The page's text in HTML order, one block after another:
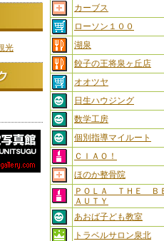
光
カーブス
ローソン１００
湖泉
餃子の王将泉ヶ丘店
オオツヤ
日生ハウジング
数学工房
個別指導マイルート
ＣＩＡＯ！
ほのか整骨院
ＰＯＬＡ ＴＨＥ Ｂ
ＡＵＴＹ
あおば子ども教室
トラベルサロン泉北